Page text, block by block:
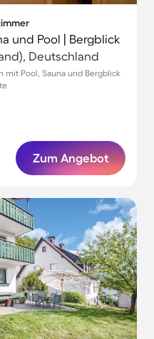
und Pool | Bergblick
Deutschland
mit Pool, Sauna und Bergblick
Zum Angebot